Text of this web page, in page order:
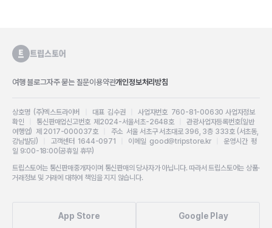
여행 블로그자주 묻는 질문이용약관개인정보처리방침
상호명 (주)엑스트라이버 대표 김수권 |사업자번호 760-81-00630 사업자정보
확인
통신판매업신고번호 제2024-서울서초-2648호|관광사업자등록번호(일반
여행업) 제 2017-000037호| 주소 서울 서초구 서초대로 396, 3층 333호 (서초동,
강남빌딩)
고객센터 1644-0971 이메일 good@tripstore.kr| 운영시간 평
일 9:00-18:00(공휴일 휴무)
트립스토어는 통신판매중개자이며 통신판매의 당사자가 아닙니다. 따라서 트립스토어는 상품·
거래정보 및 거래에 대하여 책임을 지지 않습니다.
App Store Google Play